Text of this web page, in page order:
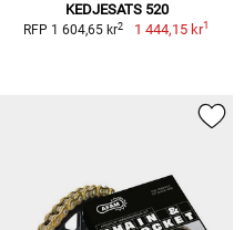
KEDJESATS 520
RFP 1 604,65 kr2 1 444,15 kr1